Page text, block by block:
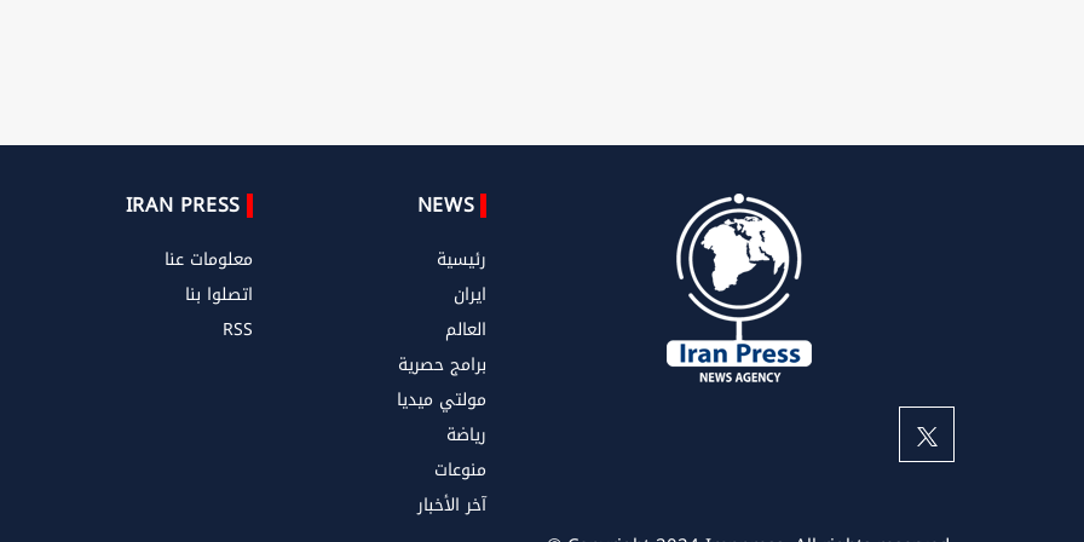
NEWS
رئيسية
ايران
العالم
برامج حصرية
مولتي ميديا
رياضة
منوعات
آخر الأخبار
IRAN PRESS
معلومات عنا
اتصلوا بنا
RSS